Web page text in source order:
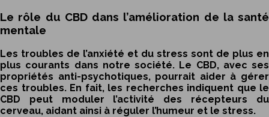
Le rôle du CBD dans l’amélioration de la santé
mentale
Les troubles de l’anxiété et du stress sont de plus en
plus courants dans notre société. Le CBD, avec ses
propriétés anti-psychotiques, pourrait aider à gérer
ces troubles. En fait, les recherches indiquent que le
CBD peut moduler l’activité des récepteurs du
cerveau, aidant ainsi à réguler l’humeur et le stress.